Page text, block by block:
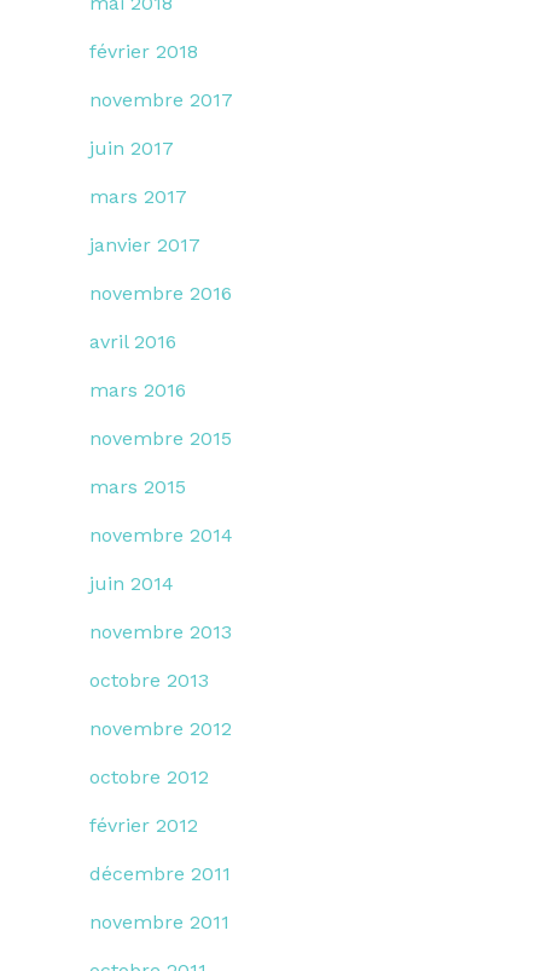
février 2018
novembre 2017
juin 2017
mars 2017
janvier 2017
novembre 2016
avril 2016
mars 2016
novembre 2015
mars 2015
novembre 2014
juin 2014
novembre 2013
octobre 2013
novembre 2012
octobre 2012
février 2012
décembre 2011
novembre 2011